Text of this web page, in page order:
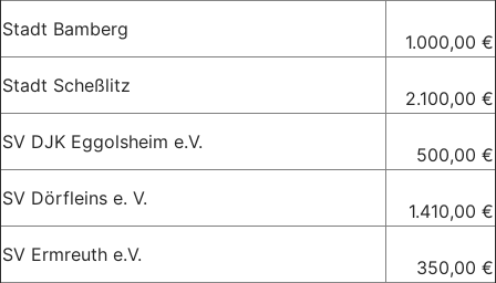
Stadt Bamberg
1.000,00 €
Stadt Scheßlitz
2.100,00 €
SV DJK Eggolsheim e.V.
500,00 €
SV Dörfleins e. V.
1.410,00 €
SV Ermreuth e.V.
350,00 €